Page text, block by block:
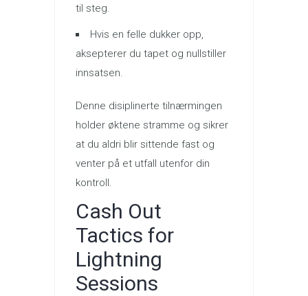
til steg.
Hvis en felle dukker opp,
aksepterer du tapet og nullstiller
innsatsen.
Denne disiplinerte tilnærmingen
holder øktene stramme og sikrer
at du aldri blir sittende fast og
venter på et utfall utenfor din
kontroll.
Cash Out
Tactics for
Lightning
Sessions